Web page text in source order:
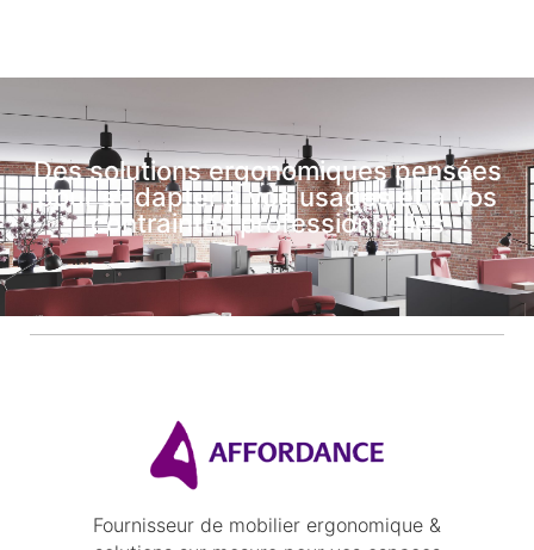
Des solutions ergonomiques pensées
pour s’adapter à vos usages et à vos
contraintes professionnelles
Fournisseur de mobilier ergonomique &